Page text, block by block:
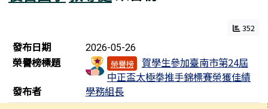
352
榮譽榜列表
發布日期 2026-05-26
榮譽榜標題 榮譽榜
賀學生參加臺南市第24屆
中正盃太極拳推手錦標賽榮獲佳績
發布者
學務組長